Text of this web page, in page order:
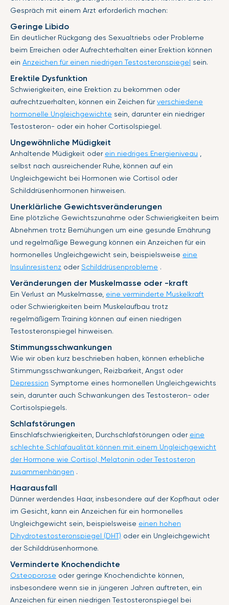
Gespräch mit einem Arzt erforderlich machen:
Geringe Libido
Ein deutlicher Rückgang des Sexualtriebs oder Probleme
beim Erreichen oder Aufrechterhalten einer Erektion können
ein Anzeichen für einen niedrigen Testosteronspiegel sein.
Erektile Dysfunktion
Schwierigkeiten, eine Erektion zu bekommen oder
aufrechtzuerhalten, können ein Zeichen fürverschiedene
hormonelle Ungleichgewichte sein, darunter ein niedriger
Testosteron- oder ein hoher Cortisolspiegel.
Ungewöhnliche Müdigkeit
Anhaltende Müdigkeit oder ein niedriges Energieniveau
selbst nach ausreichender Ruhe, können auf ein
Ungleichgewicht bei Hormonen wie Cortisol oder
Schilddrüsenhormonen hinweisen.
Unerklärliche Gewichtsveränderungen
Eine plötzliche Gewichtszunahme oder Schwierigkeiten beim
Abnehmen trotz Bemühungen um eine gesunde Ernährung
und regelmäßige Bewegung können ein Anzeichen für ein
hormonelles Ungleichgewicht sein, beispielsweise eine
Insulinresistenz oderSchilddrüsenprobleme .
Veränderungen der Muskelmasse oder -kraft
Ein Verlust an Muskelmasse, eine verminderte Muskelkraft
oder Schwierigkeiten beim Muskelaufbau trotz
regelmäßigem Training können auf einen niedrigen
Testosteronspiegel hinweisen.
Stimmungsschwankungen
Wie wir oben kurz beschrieben haben, können erhebliche
Stimmungsschwankungen, Reizbarkeit, Angst oder
Depression Symptome eines hormonellen Ungleichgewichts
sein, darunter auch Schwankungen des Testosteron- oder
Cortisolspiegels.
Schlafstörungen
Einschlafschwierigkeiten, Durchschlafstörungen oder eine
schlechte Schlafqualität können mit einem Ungleichgewicht
der Hormone wie Cortisol, Melatonin oder Testosteron
zusammenhängen .
Haarausfall
Dünner werdendes Haar, insbesondere auf der Kopfhaut oder
im Gesicht, kann ein Anzeichen für ein hormonelles
Ungleichgewicht sein, beispielsweise einen hohen
Dihydrotestosteronspiegel (DHT) oder ein Ungleichgewicht
der Schilddrüsenhormone.
Verminderte Knochendichte
Osteoporose oder geringe Knochendichte können,
insbesondere wenn sie in jüngeren Jahren auftreten, ein
Anzeichen für einen niedrigen Testosteronspiegel bei